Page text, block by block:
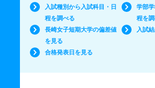
入試種別から入試科目・日
程を調べる
学部
程を
長崎女子短期大学の偏差値
を見る
入試
合格発表日を見る